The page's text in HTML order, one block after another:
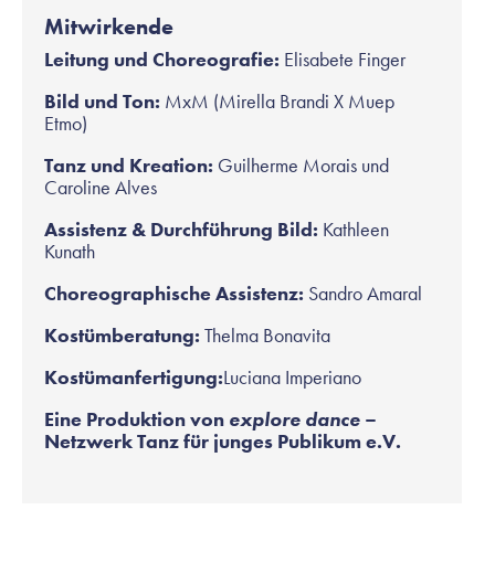
Mitwirkende
Leitung und Choreografie: Elisabete Finger
Bild und Ton: MxM (Mirella Brandi X Muep
Etmo)
Tanz und Kreation: Guilherme Morais und
Caroline Alves
Assistenz & Durchführung Bild: Kathleen
Kunath
Choreographische Assistenz: Sandro Amaral
Kostümberatung: Thelma Bonavita
Kostümanfertigung:Luciana Imperiano
Eine Produktion von explore dance –
Netzwerk Tanz für junges Publikum e.V.